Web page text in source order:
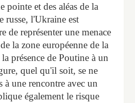
pointe et des aléas de la
russe, l'Ukraine est
de représenter une menace
la zone européenne de la
présence de Poutine à un
quel qu'il soit, se ne
à une rencontre avec un
également le risque